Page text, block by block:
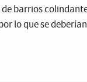
barrios
lo que se deberían